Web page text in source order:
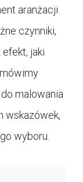
aranżacji
czynniki,
jaki
malowania
wskazówek,
wyboru.